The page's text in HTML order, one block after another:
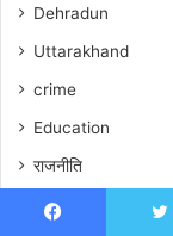
Dehradun
Uttarakhand
crime
Education
राजनीति
police